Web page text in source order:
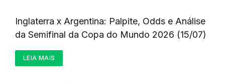
Inglaterra x Argentina: Palpite, Odds e Análise
da Semifinal da Copa do Mundo 2026 (15/07)
LEIA MAIS